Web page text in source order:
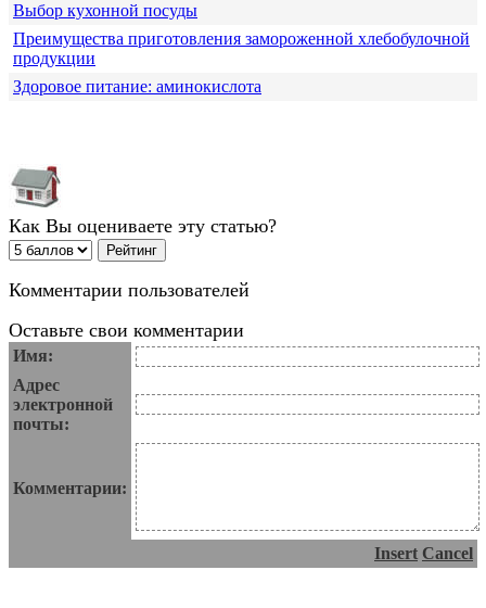
Выбор кухонной посуды
Преимущества приготовления замороженной хлебобулочной
продукции
Здоровое питание: аминокислота
Как Вы оцениваете эту статью?
Комментарии пользователей
Оставьте свои комментарии
Имя:
Адрес
электронной
почты:
Комментарии:
Insert Cancel